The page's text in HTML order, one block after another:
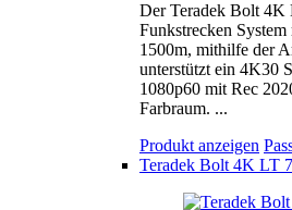
Der Teradek Bolt
Funkstrecken
1500m, mithilfe der
unterstützt ein 4K30
1080p60 mit Rec
Farbraum. ...
Produkt anzeigen
Teradek Bolt 4K LT